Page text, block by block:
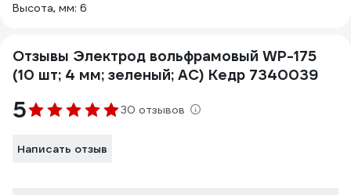
Высота, мм: 6
Отзывы Электрод вольфрамовый WP-175
(10 шт; 4 мм; зеленый; AC) Кедр 7340039
5 30 отзывов
Написать отзыв